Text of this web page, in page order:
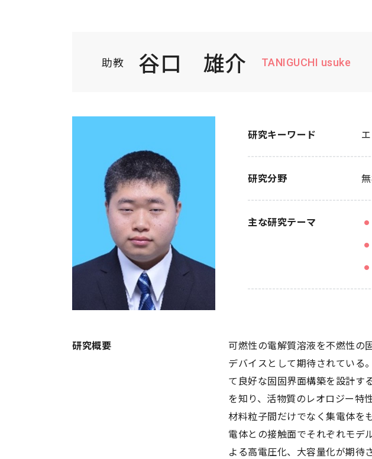
環境学 環境解析評価
助教 谷口 雄介 TANIGUCHI usuke
研究キーワード
研究分野
主な研究テーマ
研究概要
可燃性の電解質溶液を不燃性の
デバイスとして期待されている
て良好な固固界面構築を設計す
を知り、活物質のレオロジー特
材料粒子間だけでなく集電体を
電体との接触面でそれぞれモデ
よる高電圧化、大容量化が期待